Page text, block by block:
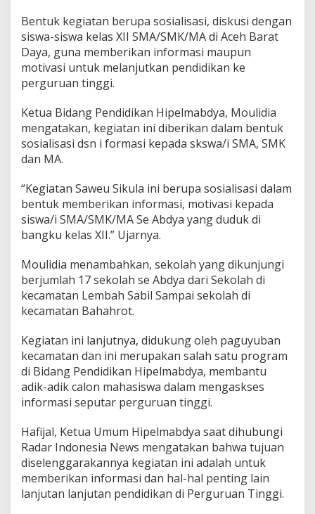
Bentuk kegiatan berupa sosialisasi, diskusi dengan
siswa-siswa kelas XII SMA/SMK/MA di Aceh Barat
Daya, guna memberikan informasi maupun
motivasi untuk melanjutkan pendidikan ke
perguruan tinggi.
Ketua Bidang Pendidikan Hipelmabdya, Moulidia
mengatakan, kegiatan ini diberikan dalam bentuk
sosialisasi dsn i formasi kepada skswa/i SMA, SMK
dan MA.
“Kegiatan Saweu Sikula ini berupa sosialisasi dalam
bentuk memberikan informasi, motivasi kepada
siswa/i SMA/SMK/MA Se Abdya yang duduk di
bangku kelas XII.” Ujarnya.
Moulidia menambahkan, sekolah yang dikunjungi
berjumlah 17 sekolah se Abdya dari Sekolah di
kecamatan Lembah Sabil Sampai sekolah di
kecamatan Bahahrot.
Kegiatan ini lanjutnya, didukung oleh paguyuban
kecamatan dan ini merupakan salah satu program
di Bidang Pendidikan Hipelmabdya, membantu
adik-adik calon mahasiswa dalam mengaskses
informasi seputar perguruan tinggi.
Hafijal, Ketua Umum Hipelmabdya saat dihubungi
Radar Indonesia News mengatakan bahwa tujuan
diselenggarakannya kegiatan ini adalah untuk
memberikan informasi dan hal-hal penting lain
lanjutan lanjutan pendidikan di Perguruan Tinggi.